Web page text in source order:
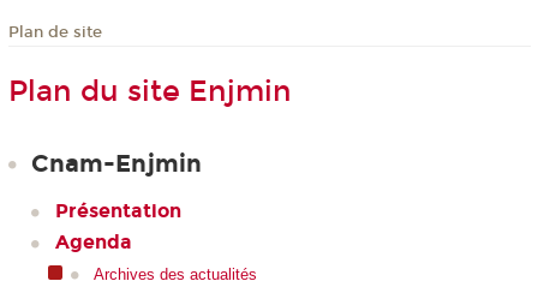
Plan de site
Plan du site Enjmin
Cnam-Enjmin
Présentation
Agenda
Archives des actualités